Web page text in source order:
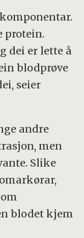
protein.
dei er lette å
blodprøve
seier
andre
men
Slike
blodet kjem